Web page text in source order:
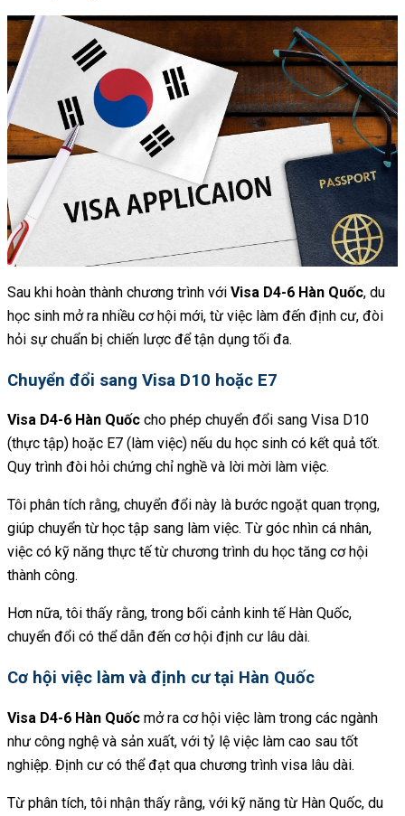
Sau khi hoàn thành chương trình với Visa D4-6 Hàn Quốc, du
học sinh mở ra nhiều cơ hội mới, từ việc làm đến định cư, đòi
hỏi sự chuẩn bị chiến lược để tận dụng tối đa.
Chuyển đổi sang Visa D10 hoặc E7
Visa D4-6 Hàn Quốc cho phép chuyển đổi sang Visa D10
(thực tập) hoặc E7 (làm việc) nếu du học sinh có kết quả tốt.
Quy trình đòi hỏi chứng chỉ nghề và lời mời làm việc.
Tôi phân tích rằng, chuyển đổi này là bước ngoặt quan trọng,
giúp chuyển từ học tập sang làm việc. Từ góc nhìn cá nhân,
việc có kỹ năng thực tế từ chương trình du học tăng cơ hội
thành công.
Hơn nữa, tôi thấy rằng, trong bối cảnh kinh tế Hàn Quốc,
chuyển đổi có thể dẫn đến cơ hội định cư lâu dài.
Cơ hội việc làm và định cư tại Hàn Quốc
Visa D4-6 Hàn Quốc mở ra cơ hội việc làm trong các ngành
như công nghệ và sản xuất, với tỷ lệ việc làm cao sau tốt
nghiệp. Định cư có thể đạt qua chương trình visa lâu dài.
Từ phân tích, tôi nhận thấy rằng, với kỹ năng từ Hàn Quốc, du